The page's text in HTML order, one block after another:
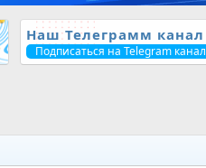
Наш Телеграмм канал
Подписаться на Telegram канал